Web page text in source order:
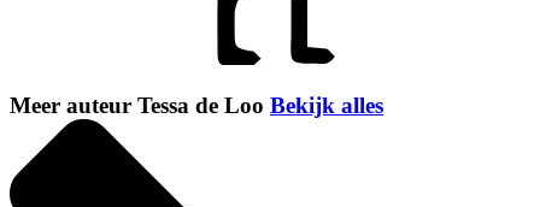
Meer auteur Tessa de Loo Bekijk alles